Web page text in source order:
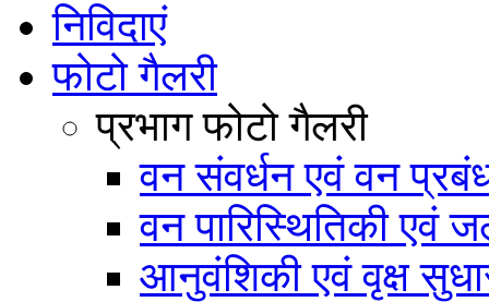
निविदाएं
फोटो गैलरी
प्रभाग फोटो गैलरी
वन संवर्धन एवं वन
वन पारिस्थितिकी एवं
आनुवंशिकी एवं वृक्ष